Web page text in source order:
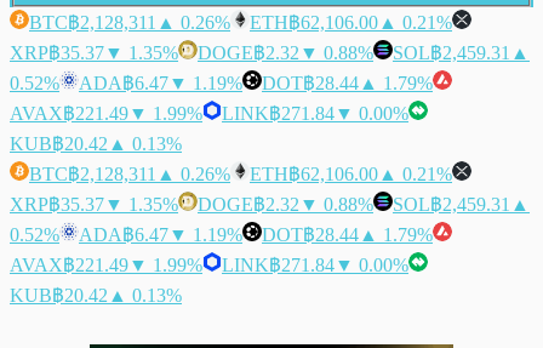
BTC฿2,128,311 ▲ 0.26% ETH฿62,106.00 ▲ 0.21%
XRP฿35.37▼ 1.35% DOGE฿2.32 ▼ 0.88% SOL฿2,459.31 ▲
0.52%
ADA฿6.47▼ 1.19% DOT฿28.44 ▲ 1.79%
AVAX฿221.49▼ 1.99% LINK฿271.84▼ 0.00%
KUB฿20.42 ▲ 0.13%
BTC฿2,128,311 ▲ 0.26% ETH฿62,106.00 ▲ 0.21%
XRP฿35.37▼ 1.35% DOGE฿2.32 ▼ 0.88% SOL฿2,459.31 ▲
0.52%
ADA฿6.47▼ 1.19% DOT฿28.44 ▲ 1.79%
AVAX฿221.49▼ 1.99% LINK฿271.84▼ 0.00%
KUB฿20.42 ▲ 0.13%